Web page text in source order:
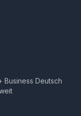
Business Deutsch